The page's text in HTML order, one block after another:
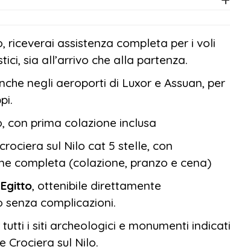
riceverai assistenza completa per i voli
sia all’arrivo che alla partenza.
negli aeroporti di Luxor e Assuan, per
con prima colazione inclusa
sul Nilo cat 5 stelle, con
completa (colazione, pranzo e cena)
, ottenibile direttamente
senza complicazioni.
tutti i siti archeologici e monumenti indicati
Crociera sul Nilo.